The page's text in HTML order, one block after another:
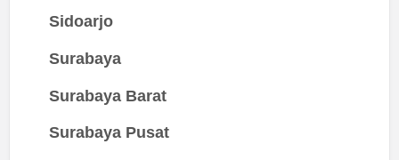
Sidoarjo
Surabaya
Surabaya Barat
Surabaya Pusat